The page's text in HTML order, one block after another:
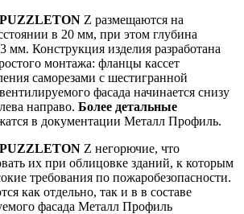
PUZZLETON Z размещаются на
в 20 мм, при этом глубина
мм. Конструкция изделия разработана
монтажа: фланцы кассет
саморезами с шестигранной
фасада начинается снизу
направо. Более детальные
в документации Металл Профиль.
PUZZLETON Z негорючие, что
их при облицовке зданий, к которым
требования по пожаробезопасности.
как отдельно, так и в в составе
фасада Металл Профиль